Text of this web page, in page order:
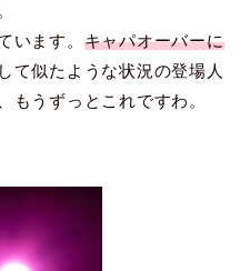
います。 キャパオーバーに
て似たような状況の登場人
もうずっとこれですわ。